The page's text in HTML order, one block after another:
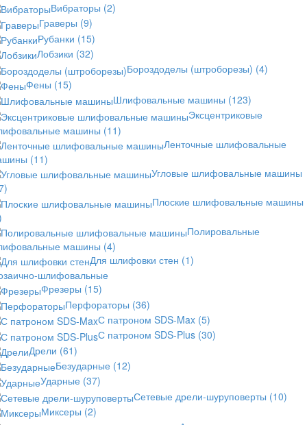
Вибраторы (2)
Граверы (9)
Рубанки (15)
Лобзики (32)
Бороздоделы (штроборезы) (4)
Фены (15)
Шлифовальные машины (123)
Эксцентриковые
машины (11)
Ленточные шлифовальные
(11)
Угловые шлифовальные машины
Плоские шлифовальные машины
Полировальные
машины (4)
Для шлифовки стен (1)
шлифовальные
Фрезеры (15)
Перфораторы (36)
С патроном SDS-Max (5)
С патроном SDS-Plus (30)
Дрели (61)
Безударные (12)
Ударные (37)
Сетевые дрели-шуруповерты (10)
Миксеры (2)